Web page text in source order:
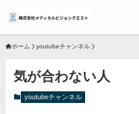
ホーム youtubeチャンネル
気が合わない人
youtubeチャンネル